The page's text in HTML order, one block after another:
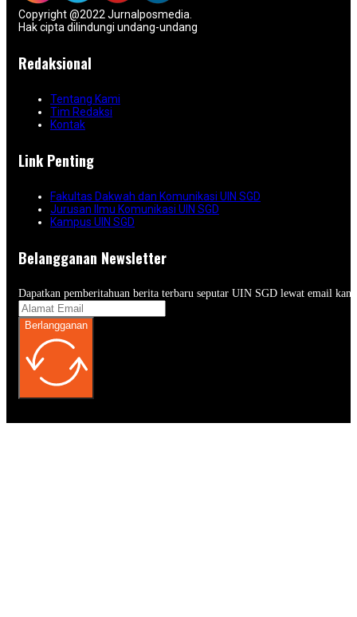
Copyright @2022 Jurnalposmedia.
Hak cipta dilindungi undang-undang
Redaksional
Tentang Kami
Tim Redaksi
Kontak
Link Penting
Fakultas Dakwah dan Komunikasi UIN SGD
Jurusan Ilmu Komunikasi UIN SGD
Kampus UIN SGD
Belangganan Newsletter
Dapatkan pemberitahuan berita terbaru seputar UIN SGD lewat email
Berlangganan